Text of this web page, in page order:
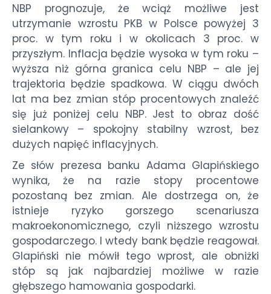
NBP prognozuje, że wciąż możliwe jest
utrzymanie wzrostu PKB w Polsce powyżej 3
proc. w tym roku i w okolicach 3 proc. w
przyszłym. Inflacja będzie wysoka w tym roku –
wyższa niż górna granica celu NBP – ale jej
trajektoria będzie spadkowa. W ciągu dwóch
lat ma bez zmian stóp procentowych znaleźć
się już poniżej celu NBP. Jest to obraz dość
sielankowy – spokojny stabilny wzrost, bez
dużych napięć inflacyjnych.
Ze słów prezesa banku Adama Glapińskiego
wynika, że na razie stopy procentowe
pozostaną bez zmian. Ale dostrzega on, że
istnieje ryzyko gorszego scenariusza
makroekonomicznego, czyli niższego wzrostu
gospodarczego. I wtedy bank będzie reagował.
Glapiński nie mówił tego wprost, ale obniżki
stóp są jak najbardziej możliwe w razie
głębszego hamowania gospodarki.